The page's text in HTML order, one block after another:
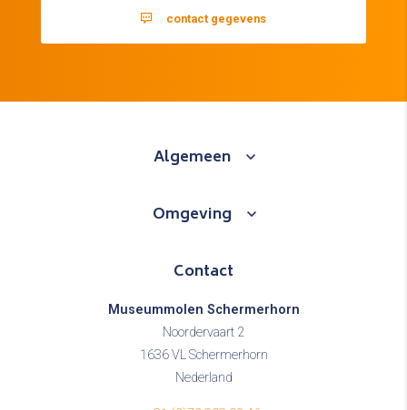
contact gegevens
Algemeen
Omgeving
Contact
Museummolen Schermerhorn
Noordervaart 2
1636 VL Schermerhorn
Nederland